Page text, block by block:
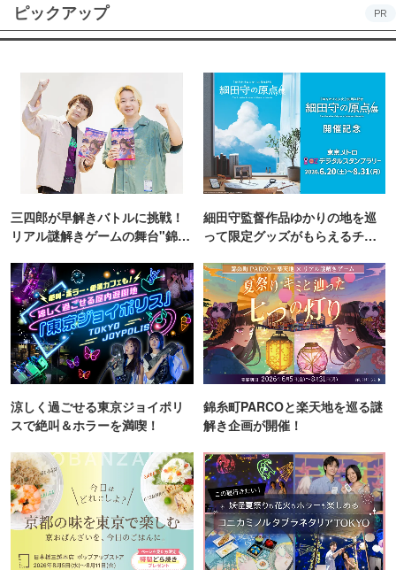
ピックアップ PR
三四郎が早解きバトルに挑戦！
リアル謎解きゲームの舞台"錦糸
細田守監督作品ゆかりの地を巡
って限定グッズがもらえるチャ
涼しく過ごせる東京ジョイポリ
スで絶叫＆ホラーを満喫！
錦糸町PARCOと楽天地を巡る謎
解き企画が開催！